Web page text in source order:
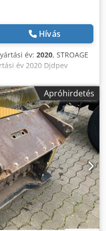
Hívás
év: 2020, STROAGE
év 2020 Djdpev
Apróhirdetés